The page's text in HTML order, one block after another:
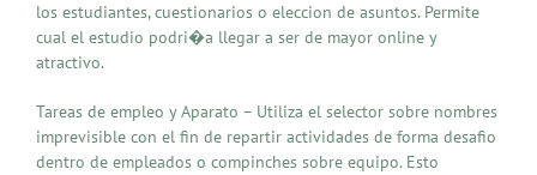
los estudiantes, cuestionarios o eleccion de asuntos. Permite
cual el estudio podri�a llegar a ser de mayor online y
atractivo.
Tareas de empleo y Aparato – Utiliza el selector sobre nombres
imprevisible con el fin de repartir actividades de forma desafio
dentro de empleados o compinches sobre equipo. Esto